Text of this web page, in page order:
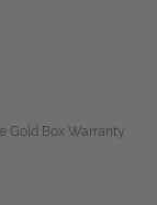
Gold Box Warranty